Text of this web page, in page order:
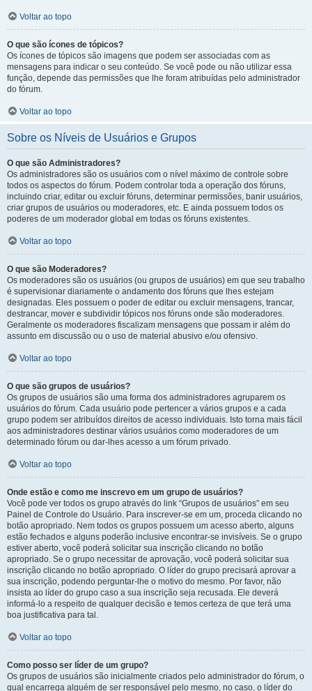
Voltar ao topo
O que são ícones de tópicos?
Os ícones de tópicos são imagens que podem ser associadas com as
mensagens para indicar o seu conteúdo. Se você pode ou não utilizar essa
função, depende das permissões que lhe foram atribuídas pelo administrador
do fórum.
Voltar ao topo
Sobre os Níveis de Usuários e Grupos
O que são Administradores?
Os administradores são os usuários com o nível máximo de controle sobre
todos os aspectos do fórum. Podem controlar toda a operação dos fóruns,
incluindo criar, editar ou excluir fóruns, determinar permissões, banir usuários,
criar grupos de usuários ou moderadores, etc. E ainda possuem todos os
poderes de um moderador global em todas os fóruns existentes.
Voltar ao topo
O que são Moderadores?
Os moderadores são os usuários (ou grupos de usuários) em que seu trabalho
é supervisionar diariamente o andamento dos fóruns que lhes estejam
designadas. Eles possuem o poder de editar ou excluir mensagens, trancar,
destrancar, mover e subdividir tópicos nos fóruns onde são moderadores.
Geralmente os moderadores fiscalizam mensagens que possam ir além do
assunto em discussão ou o uso de material abusivo e/ou ofensivo.
Voltar ao topo
O que são grupos de usuários?
Os grupos de usuários são uma forma dos administradores agruparem os
usuários do fórum. Cada usuário pode pertencer a vários grupos e a cada
grupo podem ser atribuídos direitos de acesso individuais. Isto torna mais fácil
aos administradores destinar vários usuários como moderadores de um
determinado fórum ou dar-lhes acesso a um fórum privado.
Voltar ao topo
Onde estão e como me inscrevo em um grupo de usuários?
Você pode ver todos os grupo através do link “Grupos de usuários” em seu
Painel de Controle do Usuário. Para inscrever-se em um, proceda clicando no
botão apropriado. Nem todos os grupos possuem um acesso aberto, alguns
estão fechados e alguns poderão inclusive encontrar-se invisíveis. Se o grupo
estiver aberto, você poderá solicitar sua inscrição clicando no botão
apropriado. Se o grupo necessitar de aprovação, você poderá solicitar sua
inscrição clicando no botão apropriado. O líder do grupo precisará aprovar a
sua inscrição, podendo perguntar-lhe o motivo do mesmo. Por favor, não
insista ao líder do grupo caso a sua inscrição seja recusada. Ele deverá
informá-lo a respeito de qualquer decisão e temos certeza de que terá uma
boa justificativa para tal.
Voltar ao topo
Como posso ser líder de um grupo?
Os grupos de usuários são inicialmente criados pelo administrador do fórum, o
qual encarrega alguém de ser responsável pelo mesmo, no caso, o líder do